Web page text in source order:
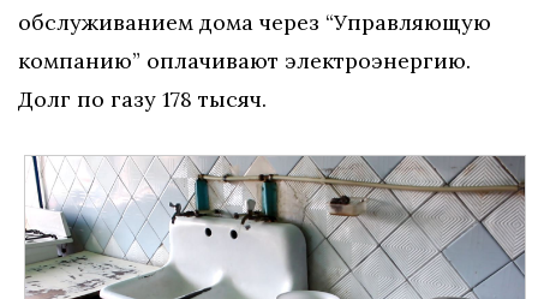
обслуживанием дома через “Управляющую
компанию” оплачивают электроэнергию.
Долг по газу 178 тысяч.